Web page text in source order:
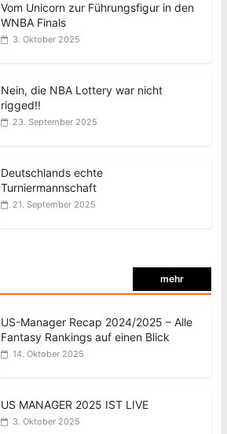
Vom Unicorn zur Führungsfigur in den
WNBA Finals
3. Oktober 2025
Nein, die NBA Lottery war nicht
rigged!!
23. September 2025
Deutschlands echte
Turniermannschaft
21. September 2025
mehr
US-Manager Recap 2024/2025 – Alle
Fantasy Rankings auf einen Blick
14. Oktober 2025
US MANAGER 2025 IST LIVE
3. Oktober 2025